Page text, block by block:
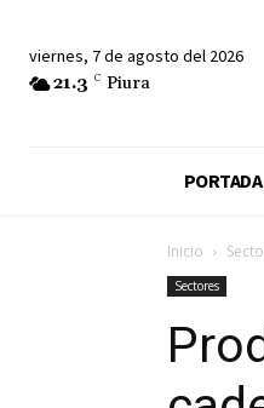
viernes, 7 de agosto del 2026
21.3 C Piura
PORTADA
Inicio
Sectores